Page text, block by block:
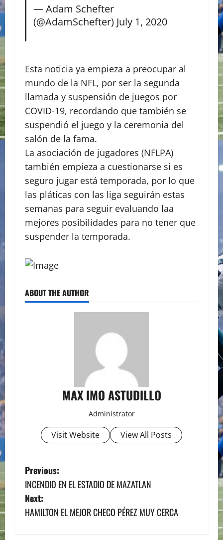
— Adam Schefter
(@AdamSchefter) July 1, 2020
Esta noticia ya empieza a preocupar al
mundo de la NFL, por ser la segunda
llamada y suspensión de juegos por
COVID-19, recordando que también se
suspendió el juego y la ceremonia del
salón de la fama.
La asociación de jugadores (NFLPA)
también empieza a cuestionarse si es
seguro jugar está temporada, por lo que
las pláticas con las liga seguirán estas
semanas para seguir evaluando laa
mejores posibilidades para no tener que
suspender la temporada.
ABOUT THE AUTHOR
MAX IMO ASTUDILLO
Administrator
Visit Website View All Posts
P
o
s
Previous:
INCENDIO EN EL ESTADIO DE MAZATLAN
Next:
HAMILTON EL MEJOR CHECO PÉREZ MUY CERCA